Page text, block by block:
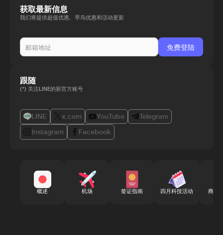
获取最新信息
我们将提供超值优惠、早鸟优惠和活动更新
跟随
(*) 关注LINE的新官方账号
LINE x.com YouTube
Telegram
Instagram
Facebook
概述 机场 签证指南 四月科技活动 商务